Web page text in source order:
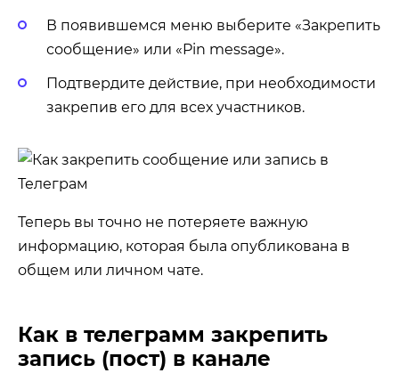
В появившемся меню выберите «Закрепить
сообщение» или «Pin message».
Подтвердите действие, при необходимости
закрепив его для всех участников.
Теперь вы точно не потеряете важную
информацию, которая была опубликована в
общем или личном чате.
Как в телеграмм закрепить
запись (пост) в канале